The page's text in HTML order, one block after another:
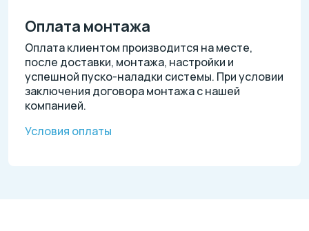
Оплата монтажа
Оплата клиентом производится на месте,
после доставки, монтажа, настройки и
успешной пуско-наладки системы. При условии
заключения договора монтажа с нашей
компанией.
Условия оплаты